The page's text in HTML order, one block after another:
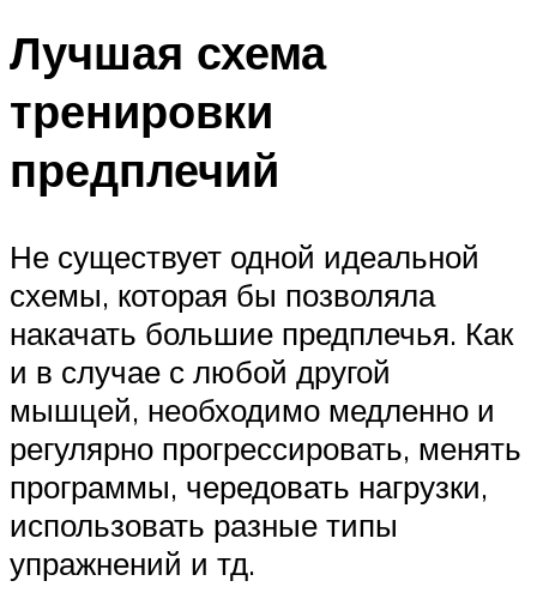
Лучшая схема
тренировки
предплечий
Не существует одной идеальной
схемы, которая бы позволяла
накачать большие предплечья. Как
и в случае с любой другой
мышцей, необходимо медленно и
регулярно прогрессировать, менять
программы, чередовать нагрузки,
использовать разные типы
упражнений и тд.